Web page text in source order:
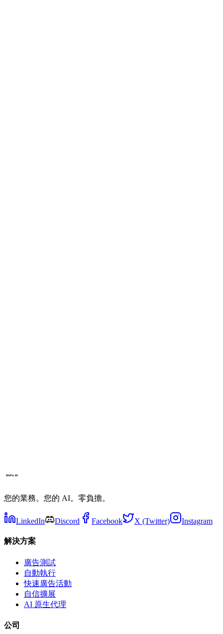
您的業務。您的 AI。零負擔。
LinkedIn Discord Facebook X (Twitter) Instagram
解決方案
廣告測試
自動執行
快速廣告活動
自信擴展
AI 原生代理
公司